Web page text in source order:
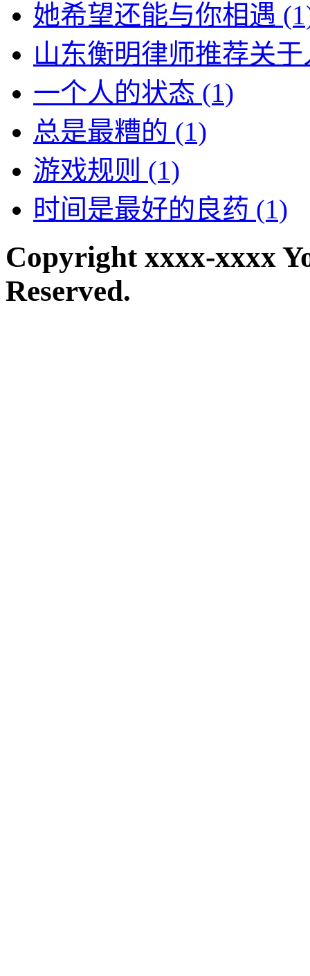
她希望还能与你相遇
山东衡明律师推荐关
一个人的状态 (1)
总是最糟的 (1)
游戏规则 (1)
时间是最好的良药 (1)
Copyright xxxx-xxxx
Reserved.